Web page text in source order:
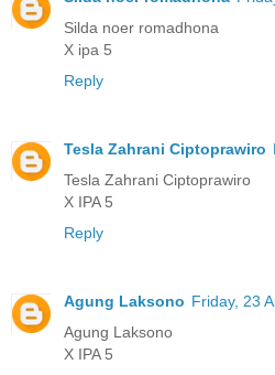
Silda noer romadhona
X ipa 5
Reply
Tesla Zahrani Ciptoprawiro
Tesla Zahrani Ciptoprawiro
X IPA 5
Reply
Agung Laksono Friday, 23
Agung Laksono
X IPA 5